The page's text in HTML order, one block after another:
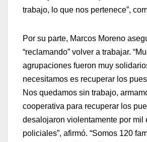
trabajo, lo que nos pertenece”,
Por su parte, Marcos Moreno
“reclamando” volver a trabajar.
agrupaciones fueron muy
necesitamos es recuperar los
Nos quedamos sin trabajo,
cooperativa para recuperar los
desalojaron violentamente por mil
policiales”, afirmó. “Somos 120